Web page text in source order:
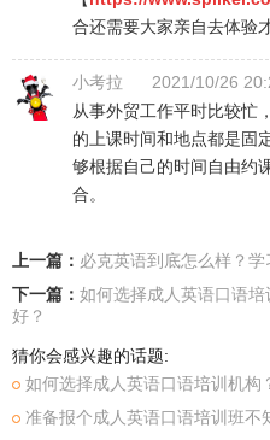
合还需要大家亲自去体验
小考拉
2021/10/26
从事外贸工作平时比较忙
的上课时间和地点都是固
够根据自己的时间自由约
合。
上一篇： 必克英语到底怎么样？学
下一篇： 如何选择成人英语口语
好？
猜你会感兴趣的话题:
如何选择成人英语口语培训机构
准备报个成人英语口语培训班不